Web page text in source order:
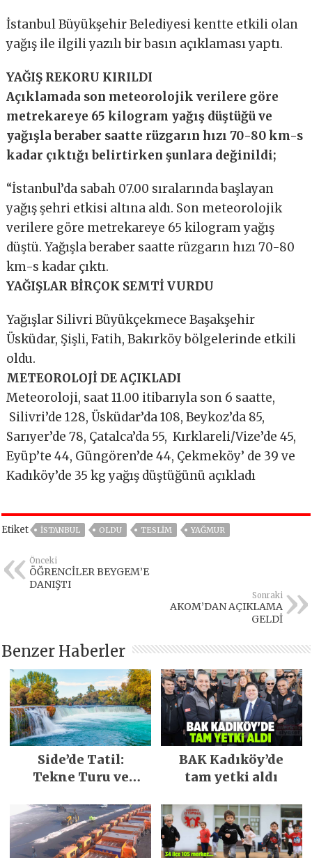
İstanbul Büyükşehir Belediyesi kentte etkili olan
yağış ile ilgili yazılı bir basın açıklaması yaptı.
YAĞIŞ REKORU KIRILDI
Açıklamada son meteorolojik verilere göre
metrekareye 65 kilogram yağış düştüğü ve
yağışla beraber saatte rüzgarın hızı 70-80 km-s
kadar çıktığı belirtirken şunlara değinildi;
“İstanbul’da sabah 07.00 sıralarında başlayan
yağış şehri etkisi altına aldı. Son meteorolojik
verilere göre metrekareye 65 kilogram yağış
düştü. Yağışla beraber saatte rüzgarın hızı 70-80
km-s kadar çıktı.
YAĞIŞLAR BİRÇOK SEMTİ VURDU
Yağışlar Silivri Büyükçekmece Başakşehir
Üsküdar, Şişli, Fatih, Bakırköy bölgelerinde etkili
oldu.
METEOROLOJİ DE AÇIKLADI
Meteoroloji, saat 11.00 itibarıyla son 6 saatte,
Silivri’de 128, Üsküdar’da 108, Beykoz’da 85,
Sarıyer’de 78, Çatalca’da 55, Kırklareli/Vize’de 45,
Eyüp’te 44, Güngören’de 44, Çekmeköy’ de 39 ve
Kadıköy’de 35 kg yağış düştüğünü açıkladı
Etiket İSTANBUL OLDU TESLİM YAĞMUR
Önceki
ÖĞRENCİLER BEYGEM’E
DANIŞTI
Sonraki
AKOM’DAN AÇIKLAMA
GELDİ
Benzer Haberler
Side’de Tatil:
Tekne Turu ve
BAK Kadıköy’de
tam yetki aldı